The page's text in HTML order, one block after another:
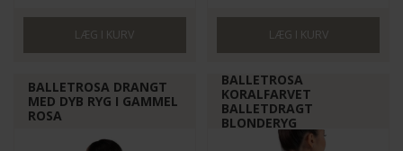
BALLETROSA DRANGT
MED DYB RYG I GAMMEL
ROSA
BALLETROSA
KORALFARVET
BALLETDRAGT
BLONDERYG